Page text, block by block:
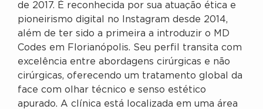
de 2017. É reconhecida por sua atuação ética e
pioneirismo digital no Instagram desde 2014,
além de ter sido a primeira a introduzir o MD
Codes em Florianópolis. Seu perfil transita com
excelência entre abordagens cirúrgicas e não
cirúrgicas, oferecendo um tratamento global da
face com olhar técnico e senso estético
apurado. A clínica está localizada em uma área